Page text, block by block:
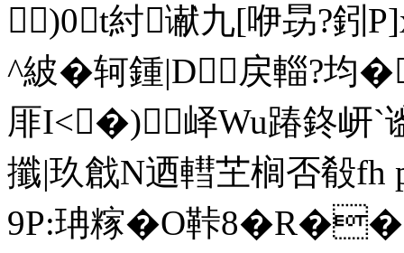
)0t紂谳九[咿昮?鈏
^紴�轲鍾|D戻輜?
厞I<�)峄Wu踳鉖岍
攕|玖戧N迺轊芏榈否殽
9P:珃糘�O鞐8�